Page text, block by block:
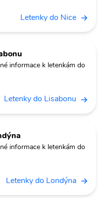
Letenky do Nice
informace k letenkám do
Letenky do Lisabonu
informace k letenkám do
Letenky do Londýna